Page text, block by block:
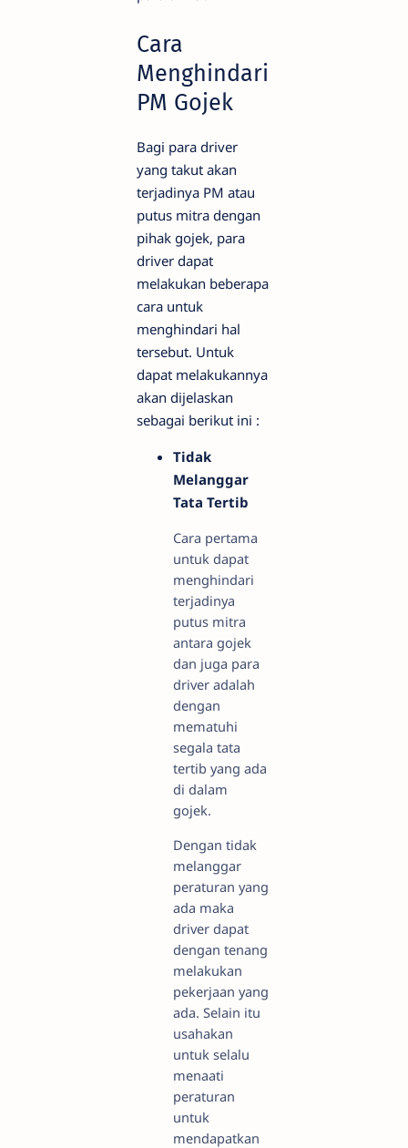
Cara
Menghindari
PM Gojek
Bagi para driver
yang takut akan
terjadinya PM atau
putus mitra dengan
pihak gojek, para
driver dapat
melakukan beberapa
cara untuk
menghindari hal
tersebut. Untuk
dapat melakukannya
akan dijelaskan
sebagai berikut ini :
Tidak
Melanggar
Tata Tertib
Cara pertama
untuk dapat
menghindari
terjadinya
putus mitra
antara gojek
dan juga para
driver adalah
dengan
mematuhi
segala tata
tertib yang ada
di dalam
gojek.
Dengan tidak
melanggar
peraturan yang
ada maka
driver dapat
dengan tenang
melakukan
pekerjaan yang
ada. Selain itu
usahakan
untuk selalu
menaati
peraturan
untuk
mendapatkan